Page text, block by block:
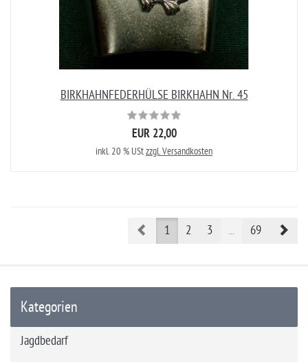
BIRKHAHNFEDERHÜLSE BIRKHAHN Nr. 45
EUR 22,00
inkl. 20 % UStzzgl. Versandkosten
Prev1 2 3 ... 69
Kategorien
Jagdbedarf